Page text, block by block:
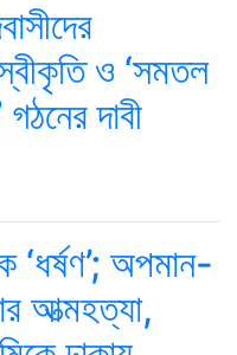
স্বীকৃতি ও ‘সমতল
দাবী
‘ধর্ষণ’; অপমান-
আত্মহত্যা,